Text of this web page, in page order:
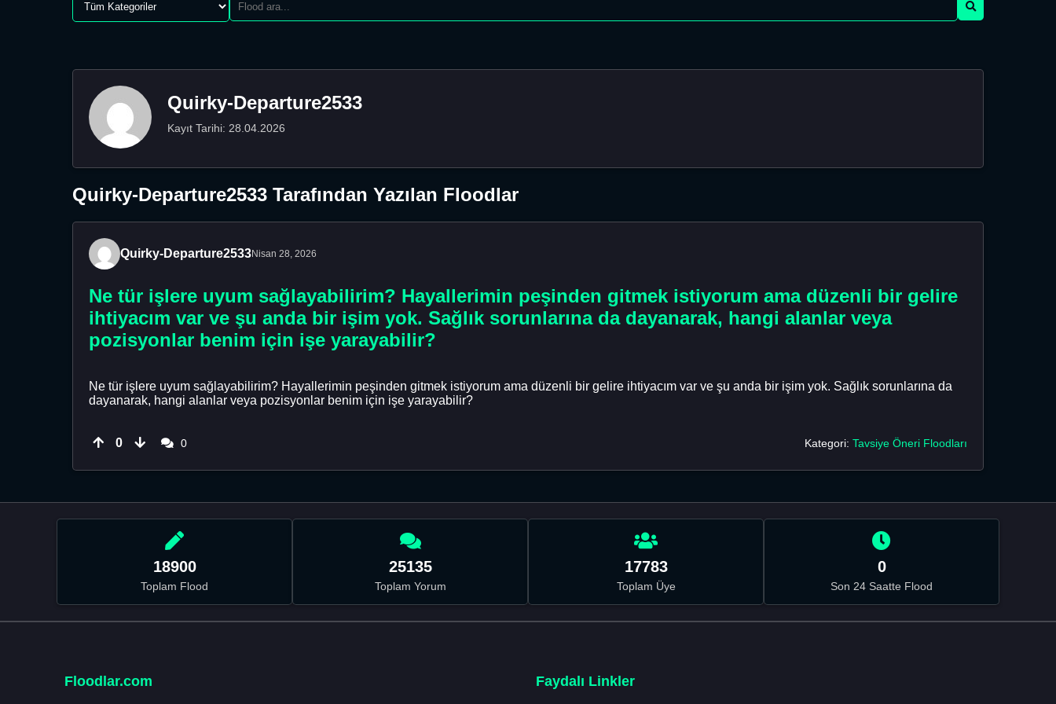
Quirky-Departure2533
Kayıt Tarihi: 28.04.2026
Quirky-Departure2533 Tarafından Yazılan Floodlar
Quirky-Departure2533Nisan 28, 2026
Ne tür işlere uyum sağlayabilirim? Hayallerimin peşinden gitmek istiyorum ama düzenli bir gelire
ihtiyacım var ve şu anda bir işim yok. Sağlık sorunlarına da dayanarak, hangi alanlar veya
pozisyonlar benim için işe yarayabilir?
Ne tür işlere uyum sağlayabilirim? Hayallerimin peşinden gitmek istiyorum ama düzenli bir gelire ihtiyacım var ve şu anda bir işim yok. Sağlık sorunlarına da
dayanarak, hangi alanlar veya pozisyonlar benim için işe yarayabilir?
0 0 Kategori: Tavsiye Öneri Floodları
18900
Toplam Flood
25135
Toplam Yorum
17783
Toplam Üye
0
Son 24 Saatte Flood
Floodlar.com Faydalı Linkler